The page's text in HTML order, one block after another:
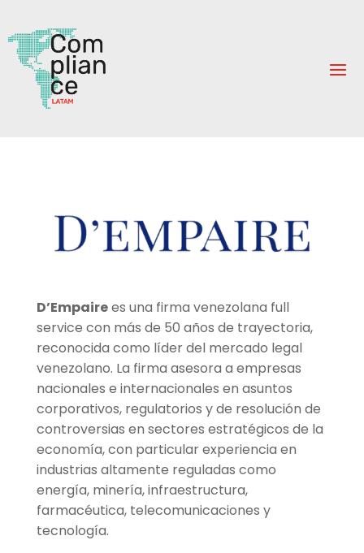
D’Empairees una firma venezolana full
service con más de 50 años de trayectoria,
reconocida como líder del mercado legal
venezolano. La firma asesora a empresas
nacionales e internacionales en asuntos
corporativos, regulatorios y de resolución de
controversias en sectores estratégicos de la
economía, con particular experiencia en
industrias altamente reguladas como
energía, minería, infraestructura,
farmacéutica, telecomunicaciones y
tecnología.